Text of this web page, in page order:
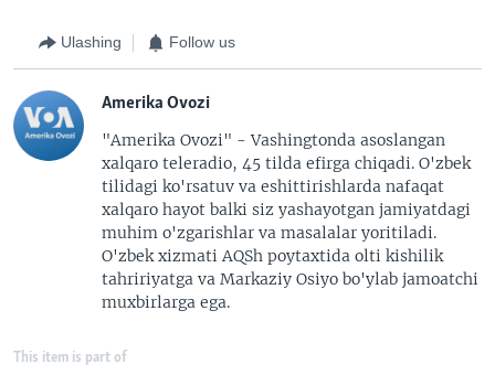
Ulashing Follow us
Amerika Ovozi
"Amerika Ovozi" - Vashingtonda asoslangan
xalqaro teleradio, 45 tilda efirga chiqadi. O'zbek
tilidagi ko'rsatuv va eshittirishlarda nafaqat
xalqaro hayot balki siz yashayotgan jamiyatdagi
muhim o'zgarishlar va masalalar yoritiladi.
O'zbek xizmati AQSh poytaxtida olti kishilik
tahririyatga va Markaziy Osiyo bo'ylab jamoatchi
muxbirlarga ega.
This item is part of